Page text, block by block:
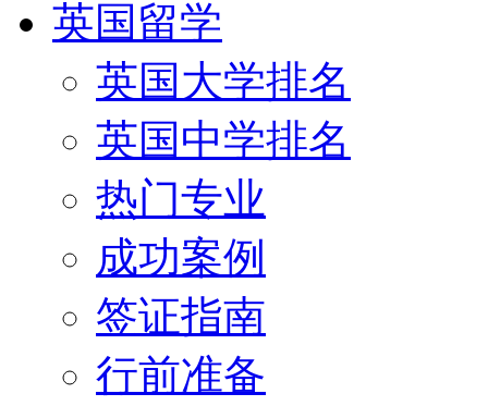
英国留学
英国大学排名
英国中学排名
热门专业
成功案例
签证指南
行前准备